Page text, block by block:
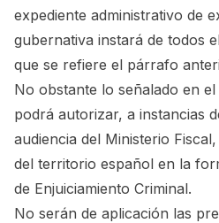
expediente administrativo de
gubernativa instará de todos
que se refiere el párrafo
No obstante lo señalado en
podrá autorizar, a instancias
audiencia del Ministerio
del territorio español en la
de Enjuiciamiento Criminal.
No serán de aplicación las